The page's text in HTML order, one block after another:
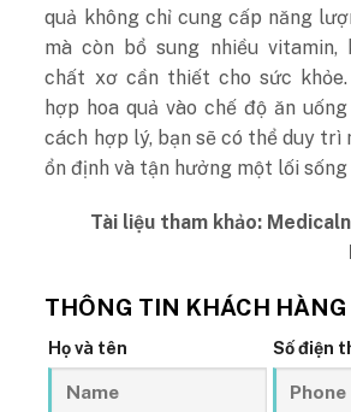
quả không chỉ cung cấp năng
mà còn bổ sung nhiều vitamin,
chất xơ cần thiết cho sức
hợp hoa quả vào chế độ ăn
cách hợp lý, bạn sẽ có thể duy trì
ổn định và tận hưởng một lối sống
Tài liệu tham khảo:
THÔNG TIN KHÁCH HÀNG
Họ và tên Số điện